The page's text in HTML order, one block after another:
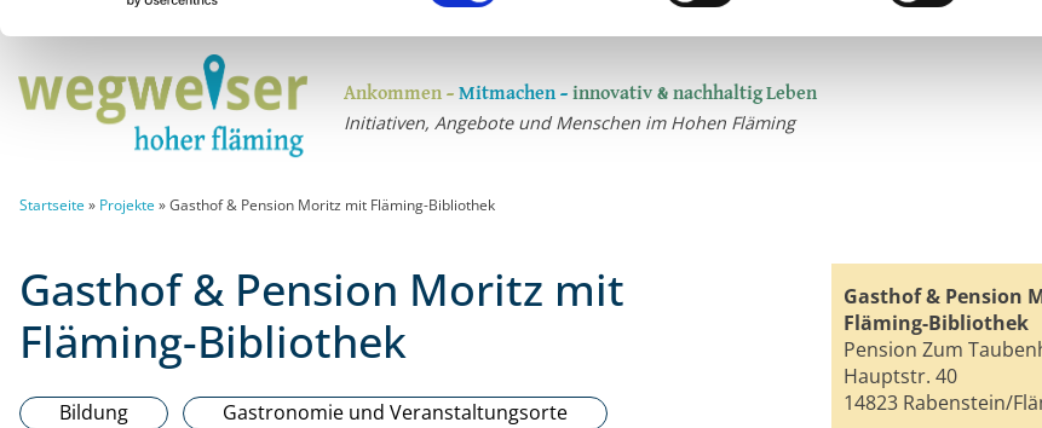
Ankommen – Mitmachen – innovativ & nachhaltig Leben
Initiativen, Angebote und Menschen im Hohen Fläming
Startseite » Projekte »Gasthof & Pension Moritz mit Fläming-Bibliothek
Gasthof & Pension Moritz mit
Fläming-Bibliothek
Bildung
Gastronomie und Veranstaltungsorte
Gasthof & Pension
Fläming-Bibliothek
Pension Zum
Hauptstr. 40
14823 Rabenstein/